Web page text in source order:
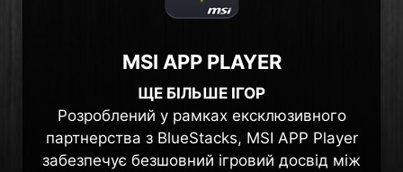
MSI APP PLAYER
ЩЕ БІЛЬШЕ ІГОР
Розроблений у рамках ексклюзивного
партнерства з BlueStacks, MSI APP Player
забезпечує безшовний ігровий досвід між